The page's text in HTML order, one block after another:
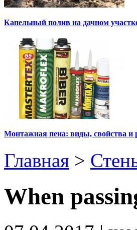
Капельный полив на дачном
Монтажная пена: виды, свойства и
Главная >
When